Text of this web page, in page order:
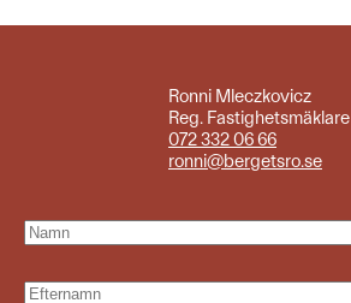
Ronni Mleczkovicz
Reg. Fastighetsmäklare
072 332 06 66
ronni@bergetsro.se